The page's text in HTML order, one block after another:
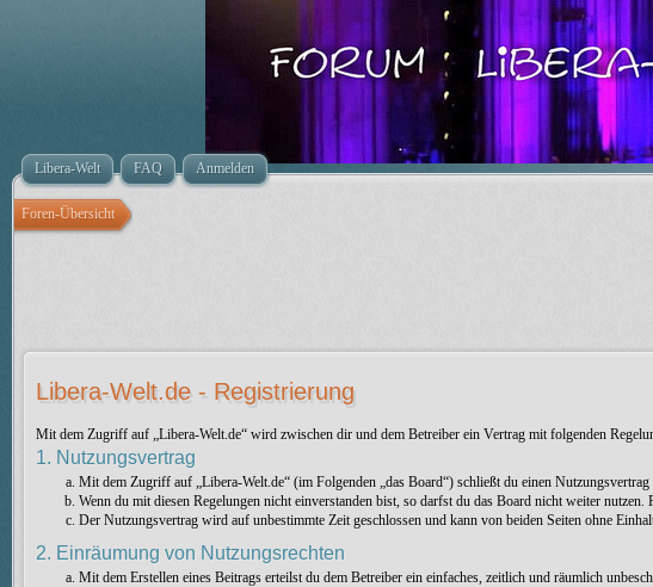
Libera-Welt FAQ Anmelden
Foren-Übersicht
Libera-Welt.de - Registrierung
Mit dem Zugriff auf „Libera-Welt.de“ wird zwischen dir und dem Betreiber ein Vertrag mit folgenden
1. Nutzungsvertrag
Mit dem Zugriff auf „Libera-Welt.de“ (im Folgenden „das Board“) schließt du einen
Wenn du mit diesen Regelungen nicht einverstanden bist, so darfst du das Board nicht weiter
Der Nutzungsvertrag wird auf unbestimmte Zeit geschlossen und kann von beiden Seiten ohne
2. Einräumung von Nutzungsrechten
Mit dem Erstellen eines Beitrags erteilst du dem Betreiber ein einfaches, zeitlich und räumlich